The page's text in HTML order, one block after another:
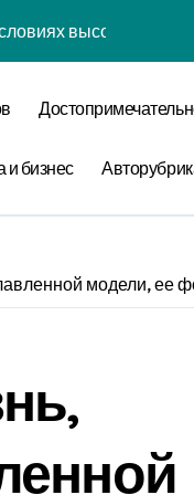
высокой
коврика в условиях
анализ
структура
сна с
обучения
циклом
и бизнес
модели, ее